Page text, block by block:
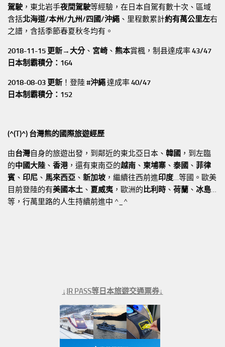
駕駛 ，東北岩手夜間駕駛等經驗，在日本自駕有數十次、區域
含括北海道/本州/九州/四國/沖繩 、里程數累計約有萬公里左右
之譜，含括季節春夏秋冬均有。
2018-11-15 更新→ 大分、 宮崎 、 熊本賞楓，制县達成率43/47
日本制霸積分：164
2018-08-03 更新 ！登陸#沖繩達成率40/47
日本制霸積分：152
(^(T)^) 台灣熊的國際旅遊經歷
由台灣自身的旅遊出發，到鄰近的東北亞日本、 韓國 ，到左臨
的中國大陸 、 香港，還有東南亞的越南 、 柬埔寨 、 泰國 、 菲律
賓 、 印尼 、 馬來西亞 、 新加坡 ，繼續往西前進印度 …等國。歐美
目前登陸的有美國本土 、 夏威夷 ，歐洲的 比利時 、 荷蘭 、 冰島
等，行萬里路的人生持續前進中 ^_^
↓JR PASS等日本旅遊交通票券↓